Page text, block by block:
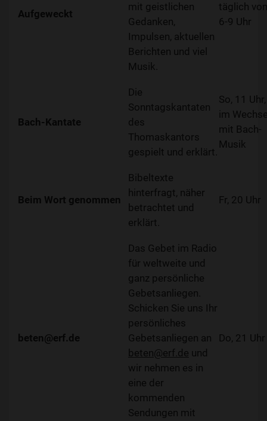
Aufgeweckt
mit geistlichen
Gedanken,
Impulsen, aktuellen
Berichten und viel
Musik.
täglich von
6-9 Uhr
Bach-Kantate
Die
Sonntagskantaten
des
Thomaskantors
gespielt und erklärt.
So, 11 Uhr,
im
mit Bach-
Musik
Beim Wort genommen
Bibeltexte
hinterfragt, näher
betrachtet und
erklärt.
Fr, 20 Uhr
beten@erf.de
Das Gebet im Radio
für weltweite und
ganz persönliche
Gebetsanliegen.
Schicken Sie uns Ihr
persönliches
Gebetsanliegen an
beten@erf.de und
wir nehmen es in
eine der
kommenden
Sendungen mit
Do, 21 Uhr